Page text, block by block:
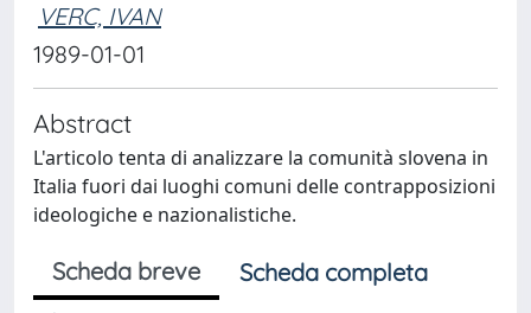
VERC, IVAN
1989-01-01
Abstract
L'articolo tenta di analizzare la comunità slovena in
Italia fuori dai luoghi comuni delle contrapposizioni
ideologiche e nazionalistiche.
Scheda breve Scheda completa